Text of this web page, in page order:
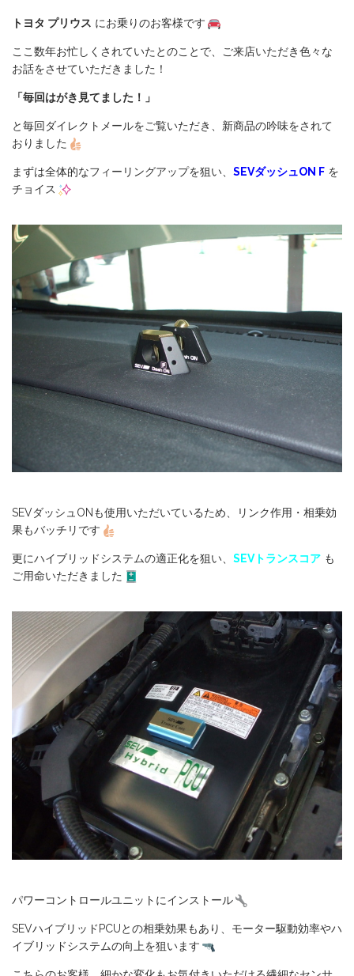
トヨタ プリウス にお乗りのお客様です
ここ数年お忙しくされていたとのことで、ご来店いただき色々な
お話をさせていただきました！
「毎回はがき見てました！」
と毎回ダイレクトメールをご覧いただき、新商品の吟味をされて
おりました
まずは全体的なフィーリングアップを狙い、 SEVダッシュON F を
チョイス
SEVダッシュONも使用いただいているため、リンク作用・相乗効
果もバッチリです
更にハイブリッドシステムの適正化を狙い、 SEVトランスコア も
ご用命いただきました
パワーコントロールユニットにインストール
SEVハイブリッドPCUとの相乗効果もあり、モーター駆動効率やハ
イブリッドシステムの向上を狙います